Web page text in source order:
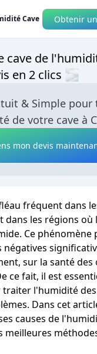
Cave Obtenir
cave de
en 2 clics 🌫
& Simple pour
de votre cave à
mon devis
fréquent dans
dans les régions où
Ce phénomène
négatives
sur la santé des
ce fait, il est
traiter l'humidité
Dans cet
causes de
meilleures